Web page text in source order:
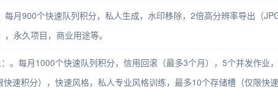
月900个快速队列积分，私人生成，水印移除，2倍高分辨率导出（
永久项目，商业用途等。
。每月1000个快速队列积分，信用回滚（最多3个月），5个并发作业
速积分），快速风格，私人专业风格训练，最多10个存储槽（仅限快